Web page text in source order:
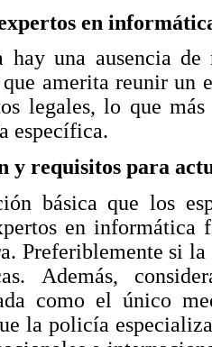
en
hay una ausencia de
que amerita reunir un
legales, lo que
específica.
y requisitos para
básica que los
en informática
Preferiblemente si
Además,
como el único
la policía